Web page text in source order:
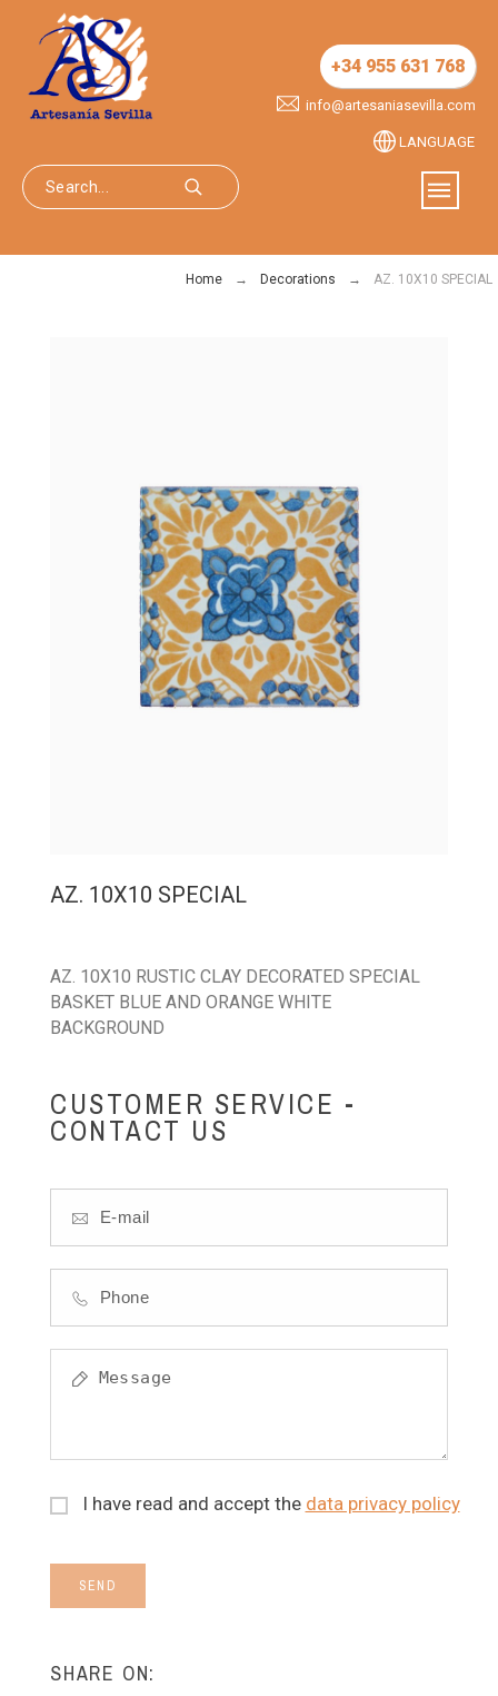
+34 955 631 768
info@artesaniasevilla.com
LANGUAGE
Home Decorations AZ. 10X10 SPECIAL
AZ. 10X10 SPECIAL
AZ. 10X10 RUSTIC CLAY DECORATED SPECIAL
BASKET BLUE AND ORANGE WHITE
BACKGROUND
CUSTOMER SERVICE -
CONTACT US
I have read and accept the data privacy policy
SEND
SHARE ON: